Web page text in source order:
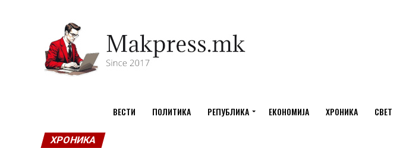
ВЕСТИ ПОЛИТИКА РЕПУБЛИКА ЕКОНОМИЈА ХРОНИКА СВЕТ
ХРОНИКА